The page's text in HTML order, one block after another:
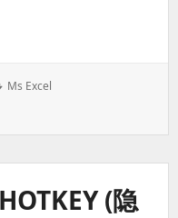
数
分
Ms Excel
(隐